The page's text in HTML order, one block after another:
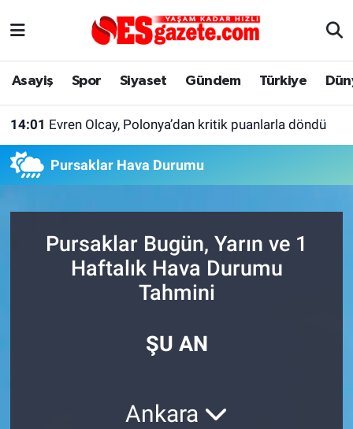
Asayiş Spor Siyaset Gündem Türkiye
14:01 Evren Olcay, Polonya’dan kritik puanlarla döndü
Pursaklar Hava Durumu
Pursaklar Bugün, Yarın ve 1
Haftalık Hava Durumu
Tahmini
ŞU AN
Ankara
Asayiş
Dünya
Alış-Veriş/İş dünyası
Yaşam
Röportaj
Eskişehir Nöbetçi Eczaneler
Son Dakika Haberleri